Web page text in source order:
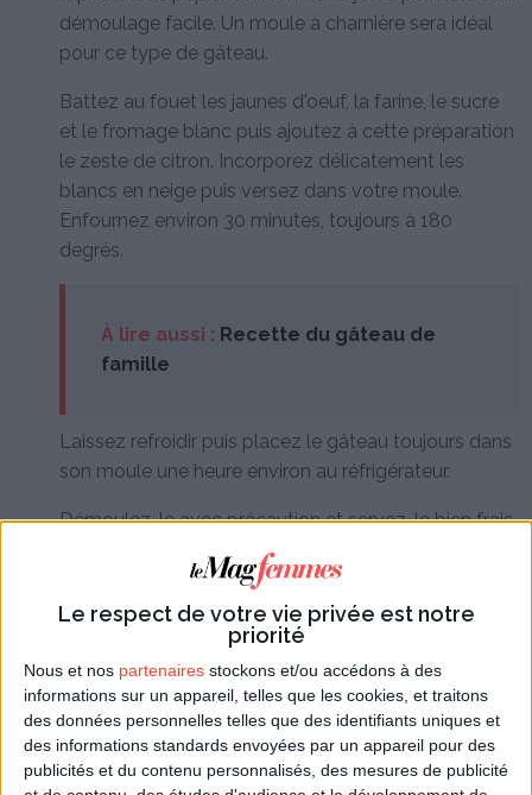
Le respect de votre vie privée est notre
priorité
Nous et nos partenaires stockons et/ou accédons à des
informations sur un appareil, telles que les cookies, et traitons
des données personnelles telles que des identifiants uniques et
des informations standards envoyées par un appareil pour des
publicités et du contenu personnalisés, des mesures de publicité
démoulage facile. Un moule à charnière sera idéal
pour ce type de gâteau.
Battez au fouet les jaunes d'oeuf, la farine, le sucre
et le fromage blanc puis ajoutez à cette préparation
le zeste de citron. Incorporez délicatement les
blancs en neige puis versez dans votre moule.
Enfournez environ 30 minutes, toujours à 180
degrés.
À lire aussi : Recette du gâteau de
famille
Laissez refroidir puis placez le gâteau toujours dans
son moule une heure environ au réfrigérateur.
Démoulez-le avec précaution et servez-le bien frais,
nature ou accompagné d'un coulis de fruits ou d'une
confiture maison.
Pour varier les plaisirs lorsque vous avez l'habitude
de réaliser ce gâteau, vous pouvez incorporer à la
pâte de l'extrait d'amande amère à la place des
zestes de citron. Il est possible également de